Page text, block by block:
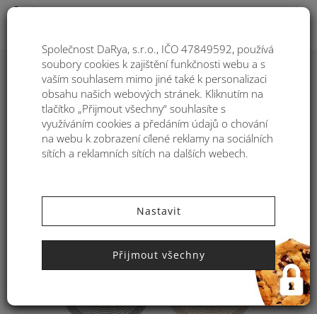
Dámský klobouk ze syntetické
rafie Kbas KB064909
Společnost DaRya, s.r.o., IČO 47849592, používá
soubory cookies k zajištění funkčnosti webu a s
vaším souhlasem mimo jiné také k personalizaci
obsahu našich webových stránek. Kliknutím na
tlačítko „Přijmout všechny“ souhlasíte s
využíváním cookies a předáním údajů o chování
na webu k zobrazení cílené reklamy na sociálních
sítích a reklamních sítích na dalších webech.
Nastavit
Přijmout všechny